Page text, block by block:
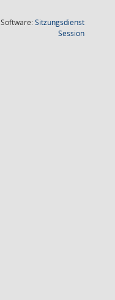
Software:Sitzungsdienst
Session(Wird in